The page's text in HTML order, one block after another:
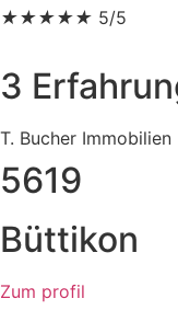
★★★★★ 5/5
3
T. Bucher Immobilien
5619
Büttikon
Zum profil